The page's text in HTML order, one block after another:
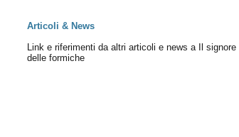
Articoli & News
Link e riferimenti da altri articoli e news a Il signore
delle formiche